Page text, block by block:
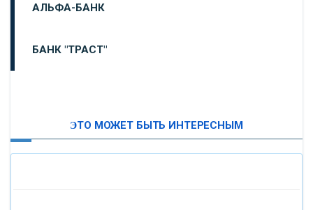
АЛЬФА-БАНК
БАНК "ТРАСТ"
ЭТО МОЖЕТ БЫТЬ ИНТЕРЕСНЫМ